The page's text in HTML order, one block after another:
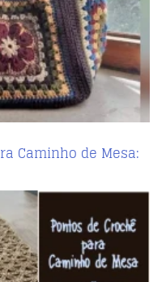
Caminho de Mesa: